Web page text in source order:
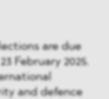
are due
February 2025.
and defence